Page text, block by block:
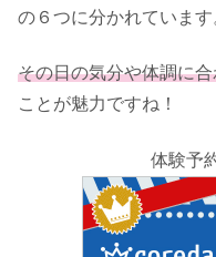
の６つに分かれています
その日の気分や体調に
ことが魅力ですね！
体験予